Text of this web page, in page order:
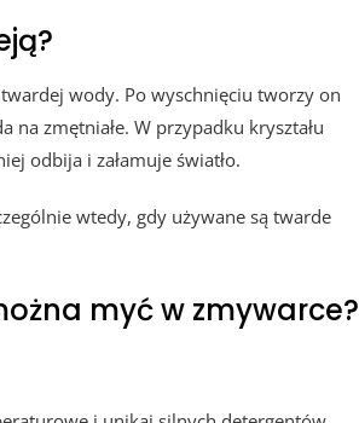
wody. Po wyschnięciu tworzy on
na zmętniałe. W przypadku kryształu
odbija i załamuje światło.
wtedy, gdy używane są twarde
myć w zmywarce?